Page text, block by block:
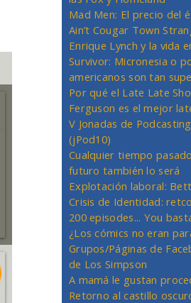
Mad Men: El precio del
Ain’t Cougar Town
Enrique Lynch y la vida
Survivor: Micronesia o
americanos son tan
Por qué el Late Late
Ferguson es el mejor
V Jonadas de
(jPod10)
Cualquier tiempo
futuro también lo será
Explotación laboral:
Crisis de Identidad:
200 episodes... You
¿Los cómics no eran
Grupos/Páginas de
de Los Simpson
A mamá le gustan
Retorno al castillo